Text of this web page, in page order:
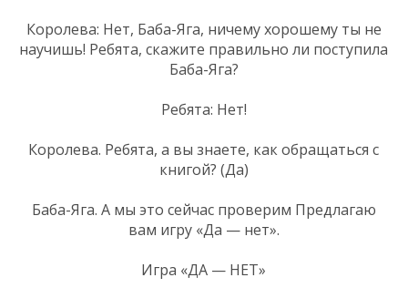
Королева: Нет, Баба-Яга, ничему хорошему ты не
научишь! Ребята, скажите правильно ли поступила
Баба-Яга?
Ребята: Нет!
Королева. Ребята, а вы знаете, как обращаться с
книгой? (Да)
Баба-Яга. А мы это сейчас проверим Предлагаю
вам игру «Да — нет».
Игра «ДА — НЕТ»